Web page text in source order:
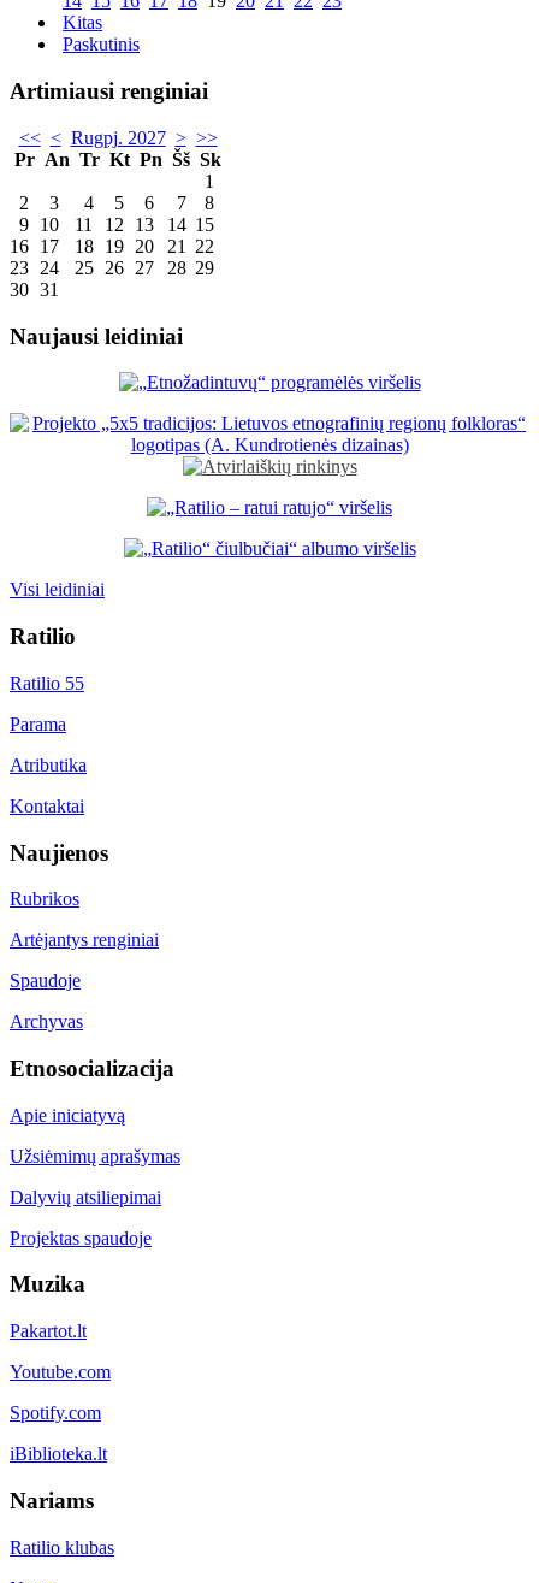
Kitas
Paskutinis
Artimiausi renginiai
<< < Rugpj. 2027 > >>
Pr An Tr Kt Pn Šš Sk
1
2
3 4 5 6 7
8
9 10 11 12 13 14 15
16 17 18 19 20 21
22
23 24 25 26 27 28 29
30 31
Naujausi leidiniai
Visi leidiniai
Ratilio
Ratilio 55
Parama
Atributika
Kontaktai
Naujienos
Rubrikos
Artėjantys renginiai
Spaudoje
Archyvas
Etnosocializacija
Apie iniciatyvą
Užsiėmimų aprašymas
Dalyvių atsiliepimai
Projektas spaudoje
Muzika
Pakartot.lt
Youtube.com
Spotify.com
iBiblioteka.lt
Nariams
Ratilio klubas